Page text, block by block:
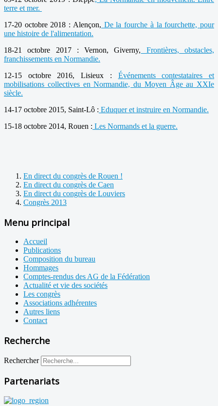
terre et mer.
17-20 octobre 2018 : Alençon, De la fourche à la fourchette, pour
une histoire de l'alimentation.
18-21 octobre 2017 : Vernon, Giverny, Frontières, obstacles,
franchissements en Normandie.
12-15 octobre 2016, Lisieux : Événements contestataires et
mobilisations collectives en Normandie, du Moyen Âge au XXIe
siècle.
14-17 octobre 2015, Saint-Lô : Eduquer et instruire en Normandie.
15-18 octobre 2014, Rouen : Les Normands et la guerre.
En direct du congrès de Rouen !
En direct du congrès de Caen
En direct du congrès de Louviers
Congrès 2013
Menu principal
Accueil
Publications
Composition du bureau
Hommages
Comptes-rendus des AG de la Fédération
Actualité et vie des sociétés
Les congrès
Associations adhérentes
Autres liens
Contact
Recherche
Rechercher
Partenariats